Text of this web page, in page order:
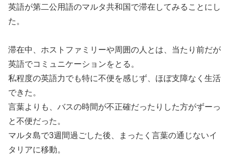
英語が第二公用語のマルタ共和国で滞在してみることにし
た。
滞在中、ホストファミリーや周囲の人とは、当たり前だが
英語でコミュニケーションをとる。
私程度の英語力でも特に不便を感じず、ほぼ支障なく生活
できた。
言葉よりも、バスの時間が不正確だったりした方がずーっ
と不便だった。
マルタ島で3週間過ごした後、まったく言葉の通じないイ
タリアに移動。